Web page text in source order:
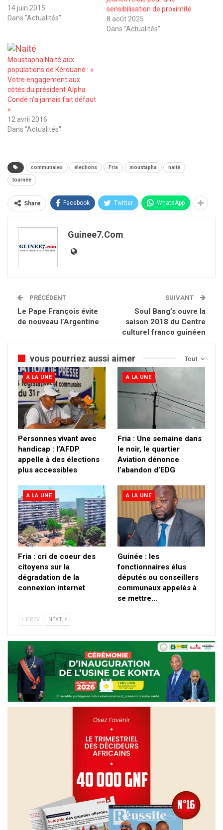
14 juin 2015
Dans "Actualités"
sensibilisation de proximité
8 août 2025
Dans "Actualités"
Moustapha Naité aux
populations de Kérouané : «
Votre engagement aux
côtés du président Alpha
Condé n’a jamais fait défaut
»
12 avril 2016
Dans "Actualités"
communales élections Fria moustapha naité
tournée
Share Facebook Twitter WhatsApp
Guinee7.com
PRÉCÉDENT
Le Pape François évite
de nouveau l’Argentine
SUIVANT
Soul Bang’s ouvre la
saison 2018 du Centre
culturel franco guinéen
Tout
vous pourriez aussi aimer
A LA UNE
Personnes vivant avec
handicap : l’AFDP
appelle à des élections
plus accessibles
A LA UNE
Fria : Une semaine dans
le noir, le quartier
Aviation dénonce
l’abandon d’EDG
A LA UNE
Fria : cri de coeur des
citoyens sur la
dégradation de la
connexion internet
A LA UNE
Guinée : les
fonctionnaires élus
députés ou conseillers
communaux appelés à
se mettre…
PREV NEXT